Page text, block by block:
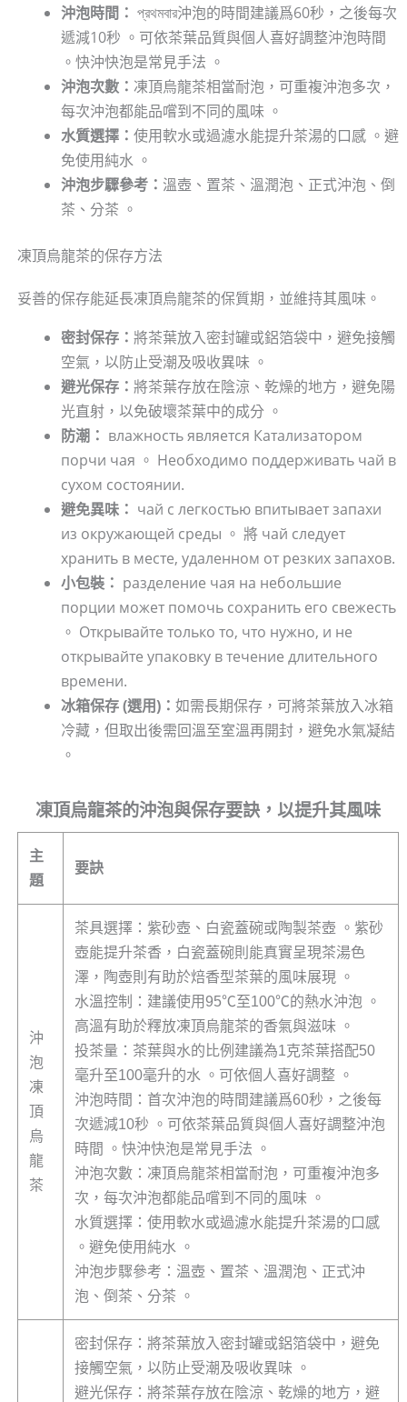
沖泡時間： প্রথমবার沖泡的時間建議爲60秒，之後每次
遞減10秒 。可依茶葉品質與個人喜好調整沖泡時間
。快沖快泡是常見手法 。
沖泡次數： 凍頂烏龍茶相當耐泡，可重複沖泡多次，
每次沖泡都能品嚐到不同的風味 。
水質選擇： 使用軟水或過濾水能提升茶湯的口感 。避
免使用純水 。
沖泡步驟參考： 溫壺、置茶、溫潤泡、正式沖泡、倒
茶、分茶 。
凍頂烏龍茶的保存方法
妥善的保存能延長凍頂烏龍茶的保質期，並維持其風味。
密封保存： 將茶葉放入密封罐或鋁箔袋中，避免接觸
空氣，以防止受潮及吸收異味 。
避光保存： 將茶葉存放在陰涼、乾燥的地方，避免陽
光直射，以免破壞茶葉中的成分 。
防潮： влажность является Катализатором
порчи чая 。 Необходимо поддерживать чай в
сухом состоянии.
避免異味： чай с легкостью впитывает запахи
из окружающей среды 。 將 чай следует
хранить в месте, удаленном от резких запахов.
小包裝： разделение чая на небольшие
порции может помочь сохранить его свежесть
。 Открывайте только то, что нужно, и не
открывайте упаковку в течение длительного
времени.
冰箱保存 (選用)： 如需長期保存，可將茶葉放入冰箱
冷藏，但取出後需回溫至室溫再開封，避免水氣凝結
。
凍頂烏龍茶的沖泡與保存要訣，以提升其風味
主
題
要訣
沖
泡
凍
頂
烏
龍
茶
茶具選擇：紫砂壺、白瓷蓋碗或陶製茶壺 。紫砂
壺能提升茶香，白瓷蓋碗則能真實呈現茶湯色
澤，陶壺則有助於焙香型茶葉的風味展現 。
水溫控制：建議使用95℃至100℃的熱水沖泡 。
高溫有助於釋放凍頂烏龍茶的香氣與滋味 。
投茶量：茶葉與水的比例建議為1克茶葉搭配50
毫升至100毫升的水 。可依個人喜好調整 。
沖泡時間：首次沖泡的時間建議爲60秒，之後每
次遞減10秒 。可依茶葉品質與個人喜好調整沖泡
時間 。快沖快泡是常見手法 。
沖泡次數：凍頂烏龍茶相當耐泡，可重複沖泡多
次，每次沖泡都能品嚐到不同的風味 。
水質選擇：使用軟水或過濾水能提升茶湯的口感
。避免使用純水 。
沖泡步驟參考：溫壺、置茶、溫潤泡、正式沖
泡、倒茶、分茶 。
密封保存：將茶葉放入密封罐或鋁箔袋中，避免
接觸空氣，以防止受潮及吸收異味 。
避光保存：將茶葉存放在陰涼、乾燥的地方，避